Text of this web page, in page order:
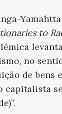
to
no
de bens
capitalista